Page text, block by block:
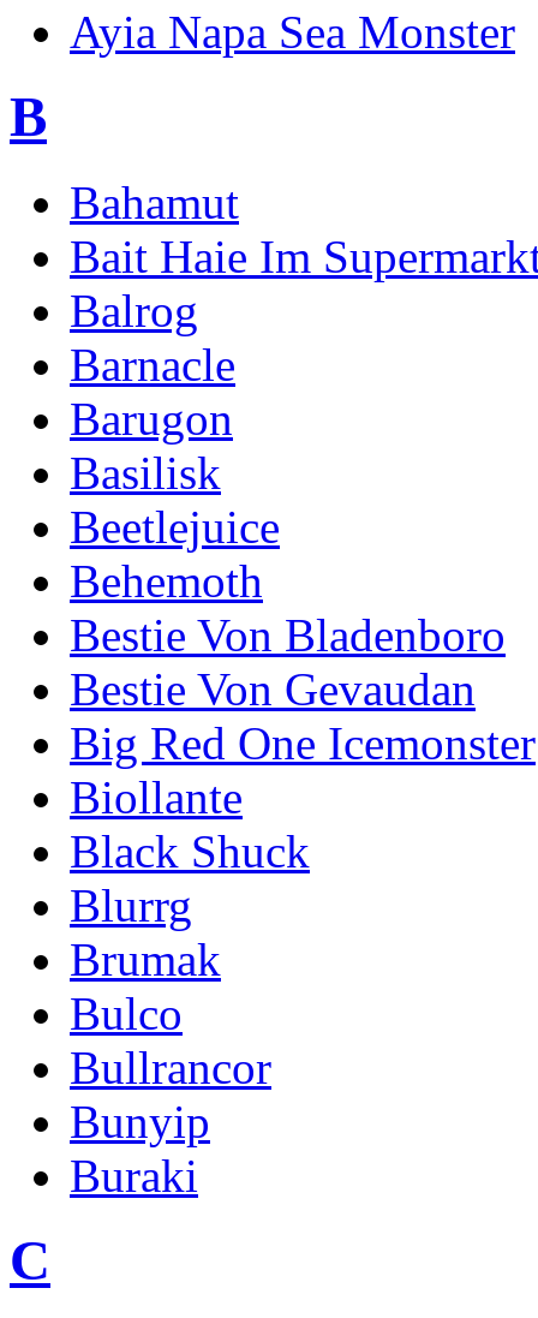
Ayia Napa Sea Monster
B
Bahamut
Bait Haie Im
Balrog
Barnacle
Barugon
Basilisk
Beetlejuice
Behemoth
Bestie Von Bladenboro
Bestie Von Gevaudan
Big Red One Icemonster
Biollante
Black Shuck
Blurrg
Brumak
Bulco
Bullrancor
Bunyip
Buraki
C